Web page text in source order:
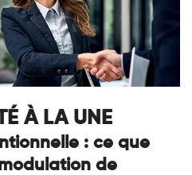
À LA UNE
: ce que
de